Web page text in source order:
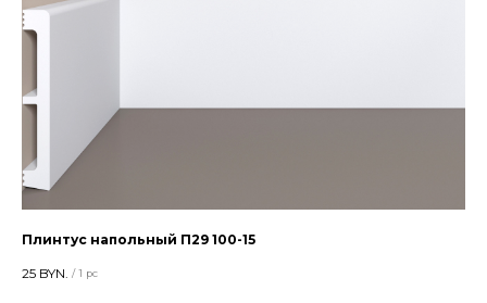
Плинтус напольный П29 100-15
25 BYN. / 1 pc